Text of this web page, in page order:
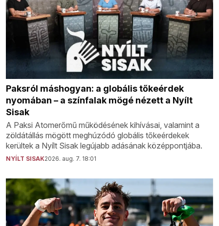
Paksról máshogyan: a globális tőkeérdek
nyomában – a színfalak mögé nézett a Nyílt
Sisak
A Paksi Atomerőmű működésének kihívásai, valamint a
zöldátállás mögött meghúzódó globális tőkeérdekek
kerültek a Nyílt Sisak legújabb adásának középpontjába.
NYÍLT SISAK2026. aug. 7. 18:01